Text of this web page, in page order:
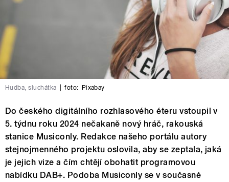
Hudba, sluchátka foto: Pixabay
Do českého digitálního rozhlasového éteru vstoupil v
5. týdnu roku 2024 nečakaně nový hráč, rakouská
stanice Musiconly. Redakce našeho portálu autory
stejnojmenného projektu oslovila, aby se zeptala, jaká
je jejich vize a čím chtějí obohatit programovou
nabídku DAB+. Podoba Musiconly se v současné